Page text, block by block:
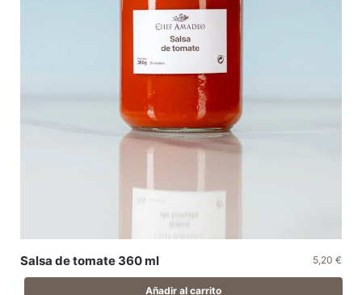
Salsa de tomate 360 ml 5,20 €
Añadir al carrito